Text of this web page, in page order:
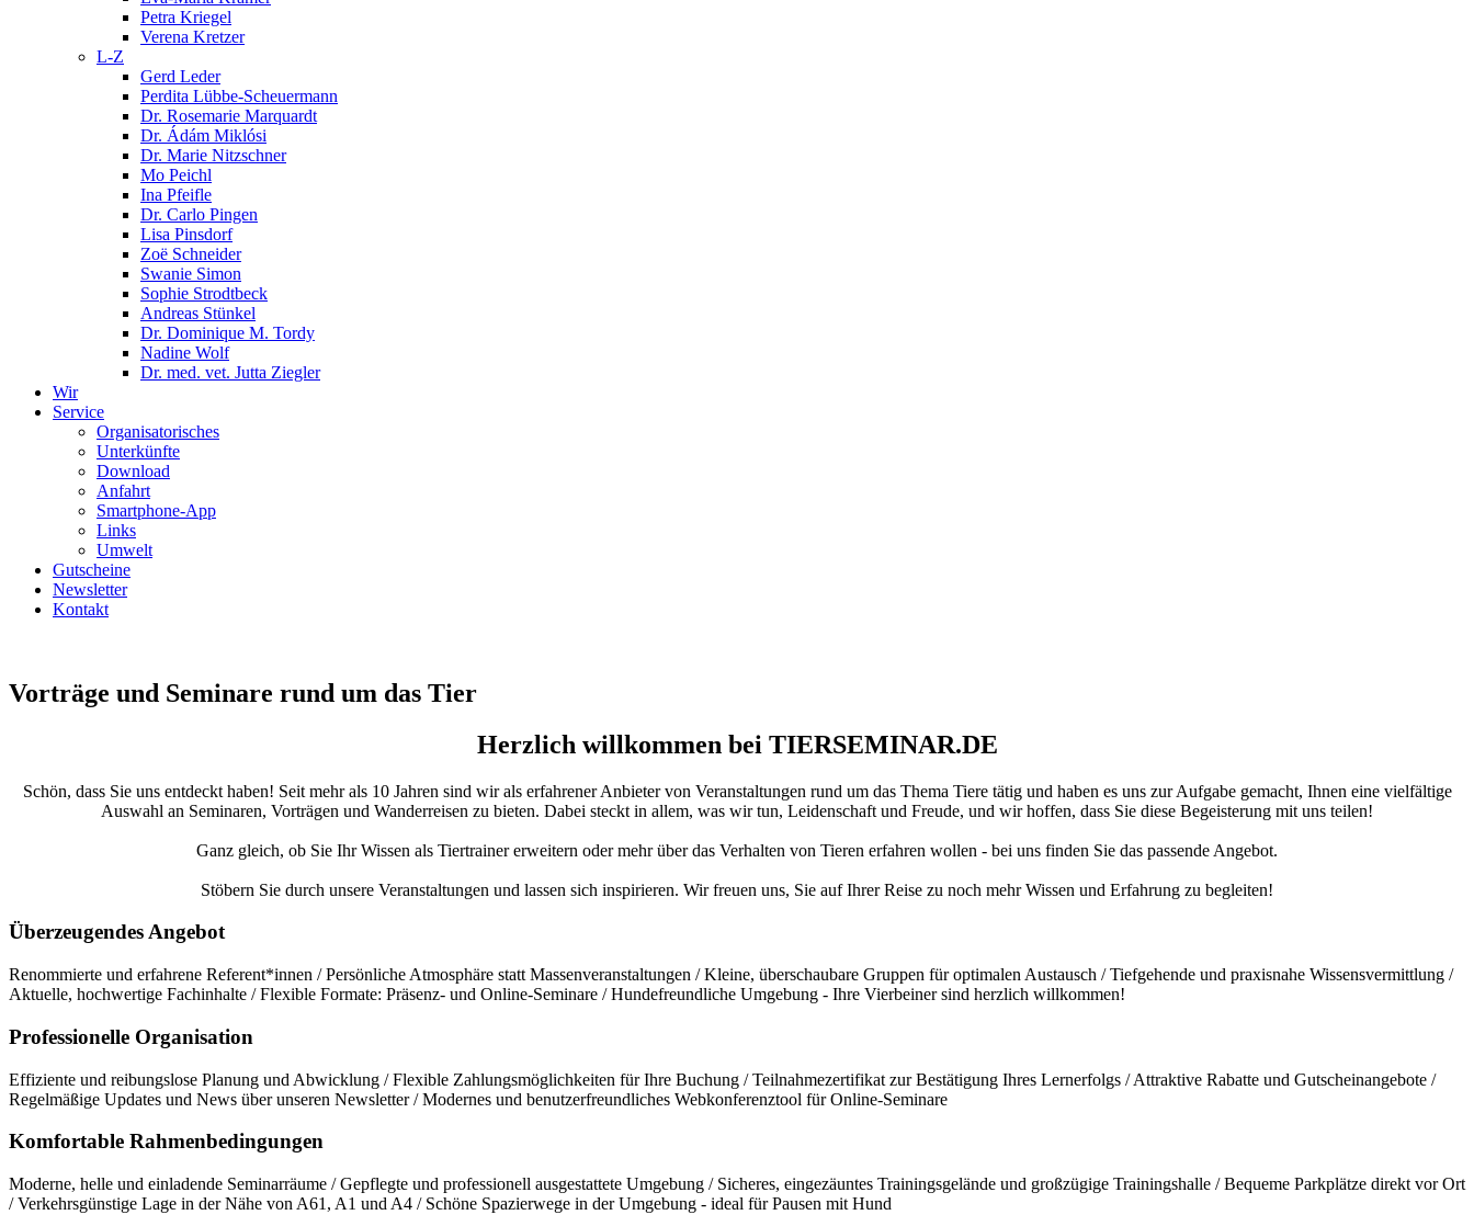
Petra Kriegel
Verena Kretzer
L-Z
Gerd Leder
Perdita Lübbe-Scheuermann
Dr. Rosemarie Marquardt
Dr. Ádám Miklósi
Dr. Marie Nitzschner
Mo Peichl
Ina Pfeifle
Dr. Carlo Pingen
Lisa Pinsdorf
Zoë Schneider
Swanie Simon
Sophie Strodtbeck
Andreas Stünkel
Dr. Dominique M. Tordy
Nadine Wolf
Dr. med. vet. Jutta Ziegler
Wir
Service
Organisatorisches
Unterkünfte
Download
Anfahrt
Smartphone-App
Links
Umwelt
Gutscheine
Newsletter
Kontakt
Vorträge und Seminare rund um das Tier
Herzlich willkommen bei TIERSEMINAR.DE
Schön, dass Sie uns entdeckt haben! Seit mehr als 10 Jahren sind wir als erfahrener Anbieter von Veranstaltungen rund um das Thema Tiere tätig und haben es uns zur Aufgabe gemacht, Ihnen eine vielfältige
Auswahl an Seminaren, Vorträgen und Wanderreisen zu bieten. Dabei steckt in allem, was wir tun, Leidenschaft und Freude, und wir hoffen, dass Sie diese Begeisterung mit uns teilen!
Ganz gleich, ob Sie Ihr Wissen als Tiertrainer erweitern oder mehr über das Verhalten von Tieren erfahren wollen - bei uns finden Sie das passende Angebot.
Stöbern Sie durch unsere Veranstaltungen und lassen sich inspirieren. Wir freuen uns, Sie auf Ihrer Reise zu noch mehr Wissen und Erfahrung zu begleiten!
Überzeugendes Angebot
Renommierte und erfahrene Referent*innen / Persönliche Atmosphäre statt Massenveranstaltungen / Kleine, überschaubare Gruppen für optimalen Austausch / Tiefgehende und praxisnahe Wissensvermittlung /
Aktuelle, hochwertige Fachinhalte / Flexible Formate: Präsenz- und Online-Seminare / Hundefreundliche Umgebung - Ihre Vierbeiner sind herzlich willkommen!
Professionelle Organisation
Effiziente und reibungslose Planung und Abwicklung / Flexible Zahlungsmöglichkeiten für Ihre Buchung / Teilnahmezertifikat zur Bestätigung Ihres Lernerfolgs / Attraktive Rabatte und Gutscheinangebote /
Regelmäßige Updates und News über unseren Newsletter / Modernes und benutzerfreundliches Webkonferenztool für Online-Seminare
Komfortable Rahmenbedingungen
Moderne, helle und einladende Seminarräume / Gepflegte und professionell ausgestattete Umgebung / Sicheres, eingezäuntes Trainingsgelände und großzügige Trainingshalle / Bequeme Parkplätze direkt vor Ort
/ Verkehrsgünstige Lage in der Nähe von A61, A1 und A4 / Schöne Spazierwege in der Umgebung - ideal für Pausen mit Hund